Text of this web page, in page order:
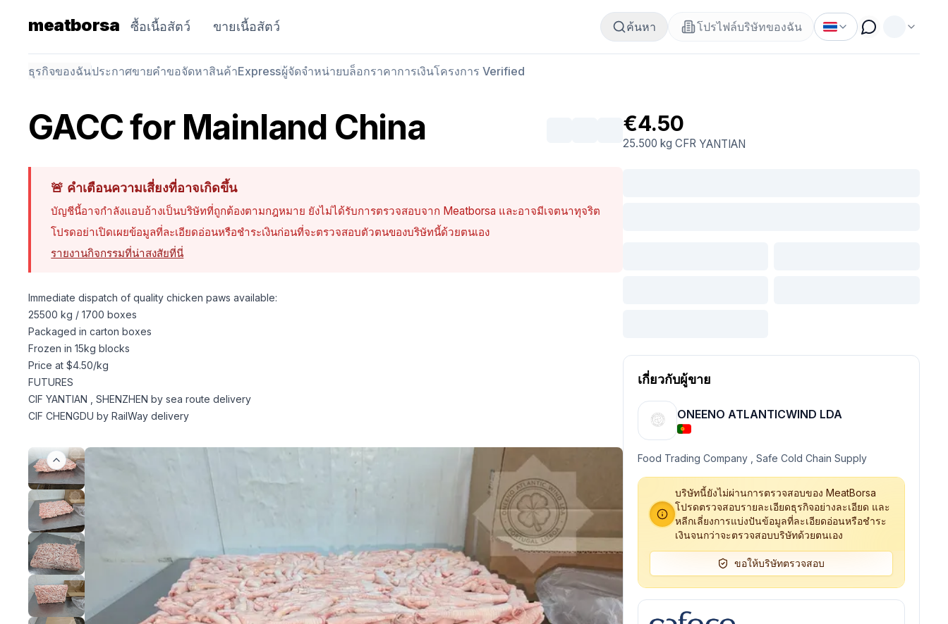
meatborsa ซื้อเนื้อสัตว์ ขายเนื้อสัตว์ ค้นหา โปรไฟล์บริษัทของฉัน
ธุรกิจของฉันประกาศขายคำขอจัดหาสินค้าExpressผู้จัดจำหน่ายบล็อกราคาการเงินโครงการ Verified
GACC for Mainland China
🚨 คำเตือนความเสี่ยงที่อาจเกิดขึ้น
บัญชีนี้อาจกำลังแอบอ้างเป็นบริษัทที่ถูกต้องตามกฎหมาย ยังไม่ได้รับการตรวจสอบจาก Meatborsa และอาจมีเจตนาทุจริต
โปรดอย่าเปิดเผยข้อมูลที่ละเอียดอ่อนหรือชำระเงินก่อนที่จะตรวจสอบตัวตนของบริษัทนี้ด้วยตนเอง
รายงานกิจกรรมที่น่าสงสัยที่นี่
Immediate dispatch of quality chicken paws available:
25500 kg / 1700 boxes
Packaged in carton boxes
Frozen in 15kg blocks
Price at $4.50/kg
FUTURES
CIF YANTIAN , SHENZHEN by sea route delivery
CIF CHENGDU by RailWay delivery
€4.50
25.500 kg CFR YANTIAN
เกี่ยวกับผู้ขาย
ONEENO ATLANTICWIND LDA
Food Trading Company , Safe Cold Chain Supply
บริษัทนี้ยังไม่ผ่านการตรวจสอบของ MeatBorsa
โปรดตรวจสอบรายละเอียดธุรกิจอย่างละเอียด และ
หลีกเลี่ยงการแบ่งปันข้อมูลที่ละเอียดอ่อนหรือชำระ
เงินจนกว่าจะตรวจสอบบริษัทด้วยตนเอง
ขอให้บริษัทตรวจสอบ